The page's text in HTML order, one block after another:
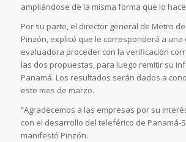
ampliándose de la misma forma que lo
Por su parte, el director general de Metro
Pinzón, explicó que le corresponderá a una
evaluadora proceder con la verificación
las dos propuestas, para luego remitir su
Panamá. Los resultados serán dados a
este mes de marzo.
“Agradecemos a las empresas por su
con el desarrollo del teleférico de Panamá-
manifestó Pinzón.